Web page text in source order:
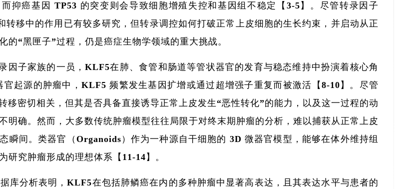
抑癌基因 TP53 的突变则会导致细胞增殖失控和基因组不稳定【3-5】。尽管转录因子
转移中的作用已有较多研究，但转录调控如何打破正常上皮细胞的生长约束，并启动从正
的“黑匣子”过程，仍是癌症生物学领域的重大挑战。
因子家族的一员，KLF5在肺、食管和肠道等管状器官的发育与稳态维持中扮演着核心角
官起源的肿瘤中，KLF5 频繁发生基因扩增或通过超增强子重复而被激活【8-10】。尽管
移密切相关，但其是否具备直接诱导正常上皮发生“恶性转化”的能力，以及这一过程的动
明确。然而，大多数传统肿瘤模型往往局限于对终末期肿瘤的分析，难以捕获从正常上皮
瞬间。类器官（Organoids）作为一种源自干细胞的 3D 微器官模型，能够在体外维持组
研究肿瘤形成的理想体系【11-14】。
库分析表明，KLF5在包括肺鳞癌在内的多种肿瘤中显著高表达，且其表达水平与患者的